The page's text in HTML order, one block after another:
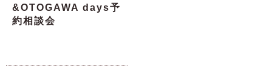
&OTOGAWA days予
約相談会